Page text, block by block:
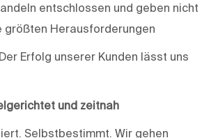
entschlossen und geben nicht
größten Herausforderungen
Erfolg unserer Kunden lässt uns
und zeitnah
Selbstbestimmt. Wir gehen